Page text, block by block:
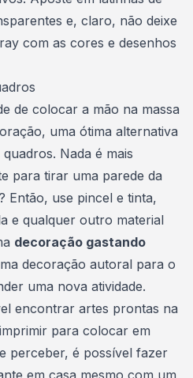
e, claro, não deixe
com as cores e desenhos
de colocar a mão na massa
uma ótima alternativa
Nada é mais
para tirar uma parede da
Então, use pincel e tinta,
e qualquer outro material
decoração gastando
decoração autoral para o
uma nova atividade.
encontrar artes prontas na
para colocar em
perceber, é possível fazer
em casa mesmo com um